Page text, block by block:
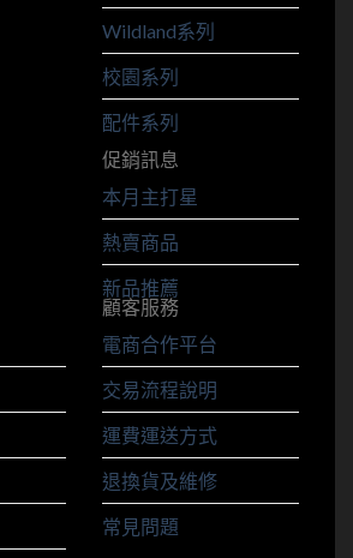
Wildland系列
校園系列
配件系列
促銷訊息
本月主打星
熱賣商品
新品推薦
顧客服務
電商合作平台
交易流程說明
運費運送方式
退換貨及維修
常見問題